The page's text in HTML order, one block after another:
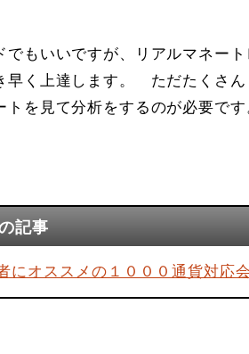
でもいいですが、リアルマネー
早く上達します。 ただたくさ
トを見て分析をするのが必要です
記事
にオススメの１０００通貨対応